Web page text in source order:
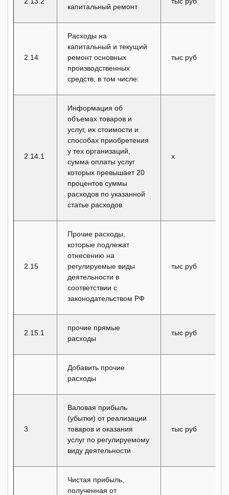
капитальный ремонт
2.14
Расходы на
капитальный и текущий
ремонт основных
производственных
средств, в том числе:
тыс руб
2.14.1
Информация об
объемах товаров и
услуг, их стоимости и
способах приобретения
у тех организаций,
сумма оплаты услуг
которых превышает 20
процентов суммы
расходов по указанной
статье расходов
x
2.15
Прочие расходы,
которые подлежат
отнесению на
регулируемые виды
деятельности в
соответствии с
законодательством РФ
тыс руб
2.15.1
прочие прямые
расходы
тыс руб
Добавить прочие
расходы
3
Валовая прибыль
(убытки) от реализации
товаров и оказания
услуг по регулируемому
виду деятельности
тыс руб
Чистая прибыль,
полученная от